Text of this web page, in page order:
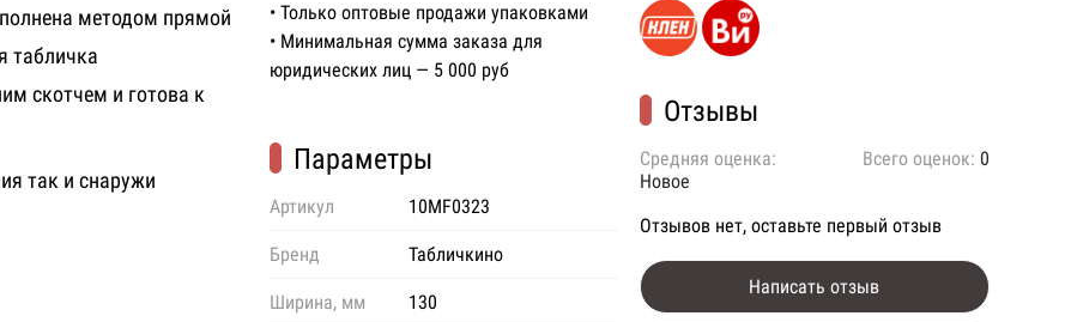
методом прямой
табличка
скотчем и готова к
так и снаружи
• Только оптовые продажи упаковками
• Минимальная сумма заказа для
юридических лиц — 5 000 руб
Параметры
Артикул 10MF0323
Бренд Табличкино
Ширина, мм 130
Отзывы
Средняя оценка:
Новое
Всего оценок: 0
Отзывов нет, оставьте первый отзыв
Написать отзыв